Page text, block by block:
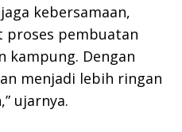
kebersamaan,
proses pembuatan
kampung. Dengan
menjadi lebih ringan
ujarnya.